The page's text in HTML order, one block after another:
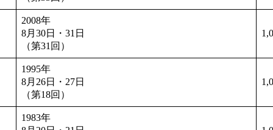
2008年
8月30日・31日
（第31回）
1995年
8月26日・27日
（第18回）
1983年